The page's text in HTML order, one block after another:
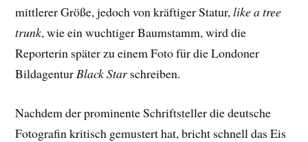
mittlerer Größe, jedoch von kräftiger Statur,like a tree
trunk, wie ein wuchtiger Baumstamm, wird die
Reporterin später zu einem Foto für die Londoner
BildagenturBlack Starschreiben.
Nachdem der prominente Schriftsteller die deutsche
Fotografin kritisch gemustert hat, bricht schnell das Eis